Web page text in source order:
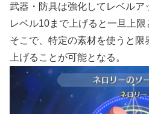
武器・防具は強化してレベルア
レベル10まで上げると一旦上限
そこで、特定の素材を使うと
上げることが可能となる。